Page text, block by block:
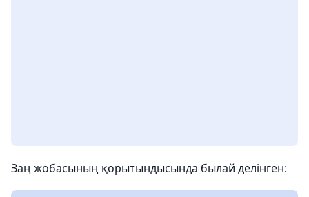
Заң жобасының қорытындысында былай делінген: